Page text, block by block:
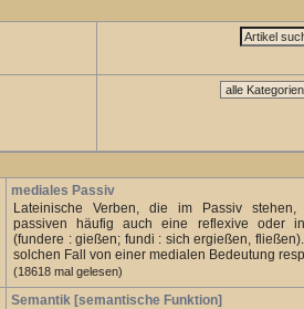
mediales Passiv
Lateinische Verben, die im Passiv
passiven häufig auch eine reflexive oder
(fundere : gießen; fundi : sich ergießen,
solchen Fall von einer medialen Bedeutung
(18618 mal gelesen)
Semantik [semantische Funktion]